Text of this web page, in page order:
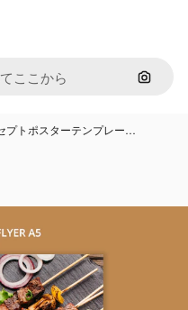
画像で
プトポスターテンプレー…